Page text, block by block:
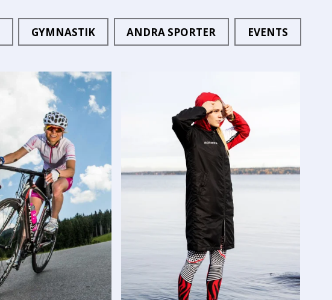
GYMNASTIK ANDRA SPORTER EVENTS